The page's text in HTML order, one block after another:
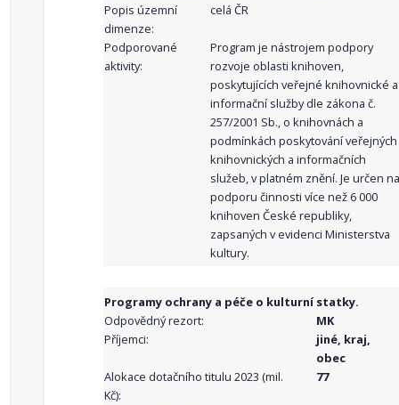
Popis územní
dimenze:
celá ČR
Podporované
aktivity:
Program je nástrojem podpory
rozvoje oblasti knihoven,
poskytujících veřejné knihovnické a
informační služby dle zákona č.
257/2001 Sb., o knihovnách a
podmínkách poskytování veřejných
knihovnických a informačních
služeb, v platném znění. Je určen na
podporu činnosti více než 6 000
knihoven České republiky,
zapsaných v evidenci Ministerstva
kultury.
Programy ochrany a péče o kulturní statky.
Odpovědný rezort:
MK
Příjemci:
jiné, kraj,
obec
Alokace dotačního titulu 2023 (mil.
Kč):
77